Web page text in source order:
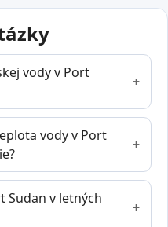
vody v Port
vody v Port
Sudan v letných